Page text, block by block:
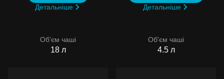
Детальніше
Об'єм чаші
18 л
Детальніше
Об'єм чаші
4.5 л